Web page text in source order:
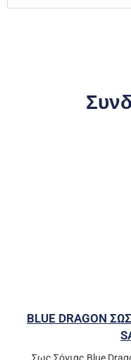
BLUE DRAGON